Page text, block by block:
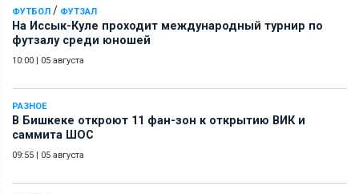
ФУТБОЛ / ФУТЗАЛ
На Иссык-Куле проходит международный турнир по
футзалу среди юношей
10:00 | 05 августа
РАЗНОЕ
В Бишкеке откроют 11 фан-зон к открытию ВИК и
саммита ШОС
09:55 | 05 августа